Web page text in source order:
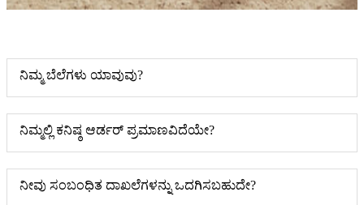
ನಿಮ್ಮ ಬೆಲೆಗಳು ಯಾವುವು?
ನಿಮ್ಮಲ್ಲಿ ಕನಿಷ್ಠ ಆರ್ಡರ್ ಪ್ರಮಾಣವಿದೆಯೇ?
ನೀವು ಸಂಬಂಧಿತ ದಾಖಲೆಗಳನ್ನು ಒದಗಿಸಬಹುದೇ?